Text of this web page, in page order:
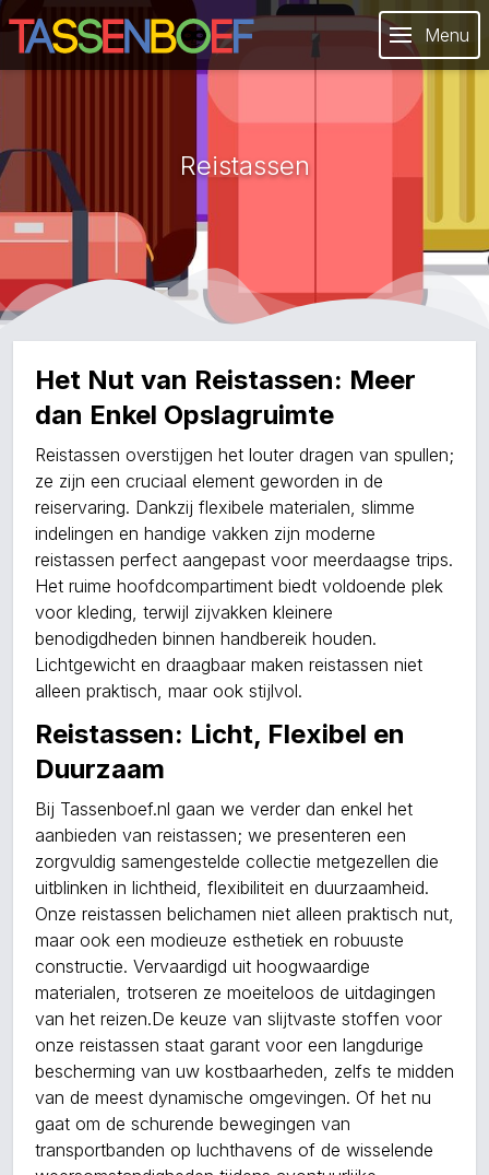
Menu
Reistassen
Het Nut van Reistassen: Meer
dan Enkel Opslagruimte
Reistassen overstijgen het louter dragen van spullen;
ze zijn een cruciaal element geworden in de
reiservaring. Dankzij flexibele materialen, slimme
indelingen en handige vakken zijn moderne
reistassen perfect aangepast voor meerdaagse trips.
Het ruime hoofdcompartiment biedt voldoende plek
voor kleding, terwijl zijvakken kleinere
benodigdheden binnen handbereik houden.
Lichtgewicht en draagbaar maken reistassen niet
alleen praktisch, maar ook stijlvol.
Reistassen: Licht, Flexibel en
Duurzaam
Bij Tassenboef.nl gaan we verder dan enkel het
aanbieden van reistassen; we presenteren een
zorgvuldig samengestelde collectie metgezellen die
uitblinken in lichtheid, flexibiliteit en duurzaamheid.
Onze reistassen belichamen niet alleen praktisch nut,
maar ook een modieuze esthetiek en robuuste
constructie. Vervaardigd uit hoogwaardige
materialen, trotseren ze moeiteloos de uitdagingen
van het reizen.De keuze van slijtvaste stoffen voor
onze reistassen staat garant voor een langdurige
bescherming van uw kostbaarheden, zelfs te midden
van de meest dynamische omgevingen. Of het nu
gaat om de schurende bewegingen van
transportbanden op luchthavens of de wisselende